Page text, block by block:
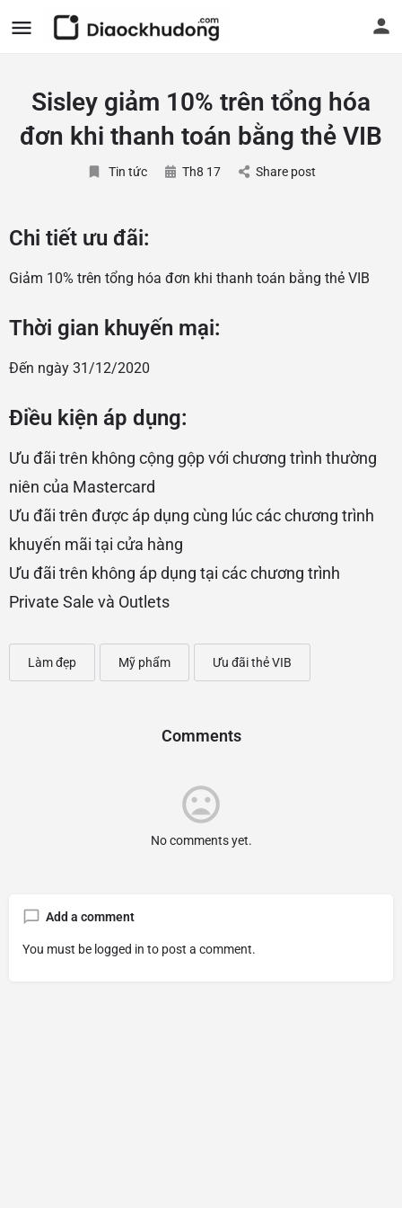
Sisley giảm 10% trên tổng hóa
đơn khi thanh toán bằng thẻ VIB
Tin tức Th8 17 Share post
Chi tiết ưu đãi:
Giảm 10% trên tổng hóa đơn khi thanh toán bằng thẻ VIB
Thời gian khuyến mại:
Đến ngày 31/12/2020
Điều kiện áp dụng:
Ưu đãi trên không cộng gộp với chương trình thường
niên của Mastercard
Ưu đãi trên được áp dụng cùng lúc các chương trình
khuyến mãi tại cửa hàng
Ưu đãi trên không áp dụng tại các chương trình
Private Sale và Outlets
Làm đẹp Mỹ phẩm Ưu đãi thẻ VIB
Comments
No comments yet.
Add a comment
You must be logged in to post a comment.